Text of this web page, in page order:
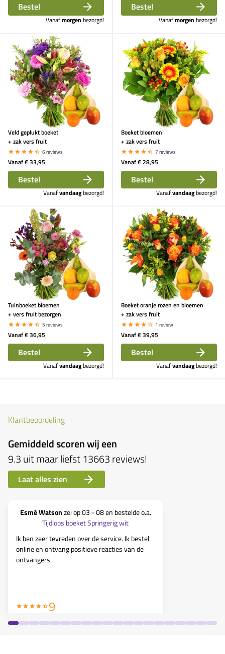
Bestel
Vanafmorgen bezorgd!
Bestel
Vanafmorgen bezorgd!
Veld geplukt boeket
+ zak vers fruit
6 reviews
Vanaf€ 33,95
Bestel
Vanafvandaagbezorgd!
Boeket bloemen
+ zak vers fruit
7 reviews
Vanaf€ 28,95
Bestel
Vanafvandaagbezorgd!
Tuinboeket bloemen
+ vers fruit bezorgen
5 reviews
Vanaf€ 36,95
Bestel
Vanafvandaagbezorgd!
Boeket oranje rozen en bloemen
+ zak vers fruit
1 review
Vanaf€ 39,95
Bestel
Vanafvandaagbezorgd!
Klantbeoordeling
Gemiddeld scoren wij een
9.3uit maar liefst13663reviews!
Laat alles zien
Esmé Watsonzei op03 - 08en bestelde o.a.
Tijdloos boeket Springerig wit
Ik ben zeer tevreden over de service. Ik bestel
online en ontvang positieve reacties van de
ontvangers.
9